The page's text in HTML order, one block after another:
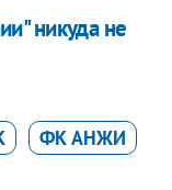
никуда не
ФК АНЖИ